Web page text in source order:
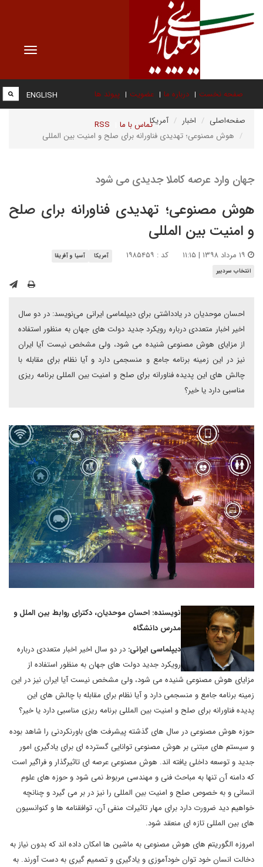
Toggle
صفحه نخست درباره ما عضویت پیوند ها
تماس با ما RSS
ENGLISH
صفحه‌اصلی اخبار
آمریکا
هوش مصنوعی؛ تهدیدی فناورانه برای صلح و امنیت بین المللی
جهان وارد عرصه کاملا جدیدی می شود
هوش مصنوعی؛ تهدیدی فناورانه برای صلح
و امنیت بین المللی
کد : ۱۹۸۵۴۵۹ آمریکا
آسیا و آفریقا
انتخاب سردبیر
احسان موحدیان در یادداشتی برای دیپلماسی ایرانی می‌نویسد: در دو سال
اخیر اخبار متعددی درباره رویکرد جدید دولت های جهان به منظور استفاده
از مزایای هوش مصنوعی شنیده می شود، ولی مشخص نیست آیا ایران
نیز در این زمینه برنامه جامع و منسجمی دارد و آیا نظام برای مقابله با
چالش های این پدیده فناورانه برای صلح و امنیت بین المللی برنامه ریزی
مناسبی دارد یا خیر؟
نویسنده: احسان موحدیان، دکترای روابط بین الملل و
مدرس دانشگاه
دیپلماسی ایرانی: در دو سال اخیر اخبار متعددی درباره
رویکرد جدید دولت های جهان به منظور استفاده از
مزایای هوش مصنوعی شنیده می شود، ولی مشخص نیست آیا ایران نیز در این
زمینه برنامه جامع و منسجمی دارد و آیا نظام برای مقابله با چالش های این
پدیده فناورانه برای صلح و امنیت بین المللی برنامه ریزی مناسبی دارد یا خیر؟
حوزه هوش مصنوعی در سال های گذشته پیشرفت های باورنکردنی را شاهد بوده
و سیستم های مبتنی بر هوش مصنوعی توانایی گسترده ای برای یادگیری امور
جدید و توسعه داخلی یافته اند. هوش مصنوعی عرصه ای تاثیرگذار و فراگیر است
که دامنه آن تنها به مباحث فنی و مهندسی مربوط نمی شود و حوزه های علوم
انسانی و به خصوص صلح و امنیت بین المللی را نیز در بر می گیرد و چنانچه
خواهیم دید ضرورت دارد برای مهار تاثیرات منفی آن، توافقنامه ها و کنوانسیون
های بین المللی تازه ای منعقد شود.
امروزه الگوریتم های هوش مصنوعی به ماشین ها امکان داده اند که بدون نیاز به
دخالت انسان خود توان خودآموزی و یادگیری و تصمیم گیری به دست آورند. به